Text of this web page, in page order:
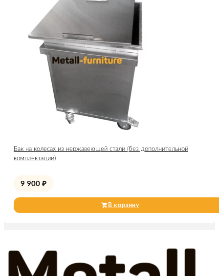
Бак на колесах из нержавеющей стали (без дополнительной
комплектации)
9 900 ₽
В корзину